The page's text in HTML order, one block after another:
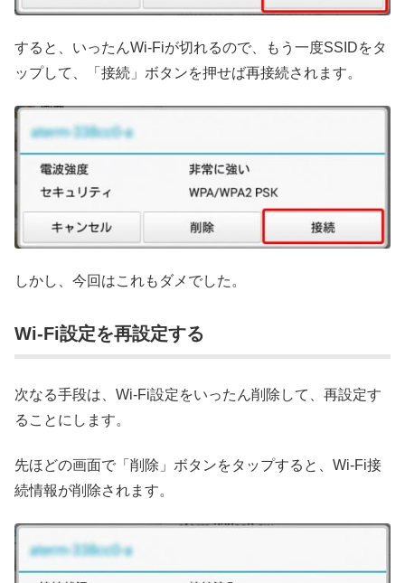
すると、いったんWi-Fiが切れるので、もう一度SSIDをタ
ップして、「接続」ボタンを押せば再接続されます。
しかし、今回はこれもダメでした。
Wi-Fi設定を再設定する
次なる手段は、Wi-Fi設定をいったん削除して、再設定す
ることにします。
先ほどの画面で「削除」ボタンをタップすると、Wi-Fi接
続情報が削除されます。